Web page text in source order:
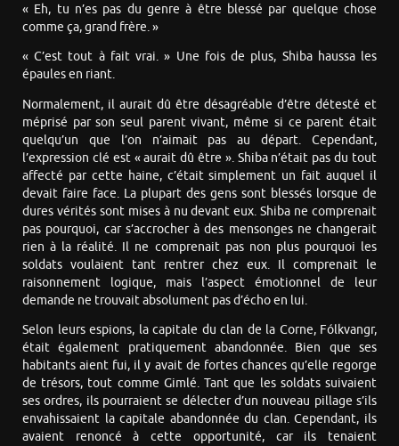
« Eh, tu n’es pas du genre à être blessé par quelque chose
comme ça, grand frère. »
« C’est tout à fait vrai. » Une fois de plus, Shiba haussa les
épaules en riant.
Normalement, il aurait dû être désagréable d’être détesté et
méprisé par son seul parent vivant, même si ce parent était
quelqu’un que l’on n’aimait pas au départ. Cependant,
l’expression clé est « aurait dû être ». Shiba n’était pas du tout
affecté par cette haine, c’était simplement un fait auquel il
devait faire face. La plupart des gens sont blessés lorsque de
dures vérités sont mises à nu devant eux. Shiba ne comprenait
pas pourquoi, car s’accrocher à des mensonges ne changerait
rien à la réalité. Il ne comprenait pas non plus pourquoi les
soldats voulaient tant rentrer chez eux. Il comprenait le
raisonnement logique, mais l’aspect émotionnel de leur
demande ne trouvait absolument pas d’écho en lui.
Selon leurs espions, la capitale du clan de la Corne, Fólkvangr,
était également pratiquement abandonnée. Bien que ses
habitants aient fui, il y avait de fortes chances qu’elle regorge
de trésors, tout comme Gimlé. Tant que les soldats suivaient
ses ordres, ils pourraient se délecter d’un nouveau pillage s’ils
envahissaient la capitale abandonnée du clan. Cependant, ils
avaient renoncé à cette opportunité, car ils tenaient